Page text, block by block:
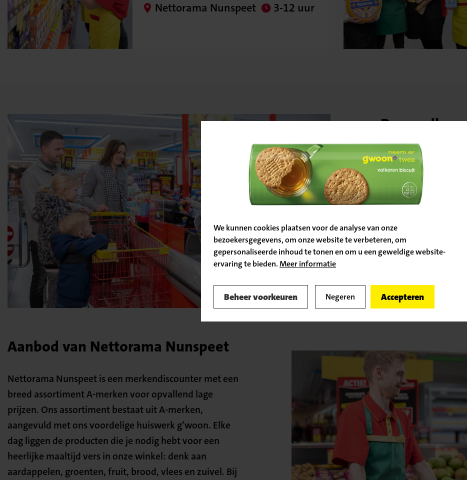
We kunnen cookies plaatsen voor de analyse van onze
bezoekersgegevens, om onze website te verbeteren, om
gepersonaliseerde inhoud te tonen en om u een geweldige website-
ervaring te bieden.Meer informatie
Beheer voorkeuren Negeren Accepteren
Nettorama Nunspeet 3-12 uur
De
Nunspeet
Klanten van
op de hoogste
opnieuw.
nummer 1 in
Rapport. Daarnaast
brood en vlees.
doen wij er alles
naar kwalitatieve
fruit, brood en vlees.
Aanbod van Nettorama Nunspeet
Nettorama Nunspeet is een merkendiscounter met een
breed assortiment A-merken voor opvallend lage
prijzen. Ons assortiment bestaat uit A-merken,
aangevuld met ons voordelige huiswerk g’woon. Elke
dag liggen de producten die je nodig hebt voor een
heerlijke maaltijd vers in onze winkel: denk aan
aardappelen, groenten, fruit, brood, vlees en zuivel. Bij
Bevestig
je locatie
Ga door naar de vacature
Terug naar
vacatureoverzicht